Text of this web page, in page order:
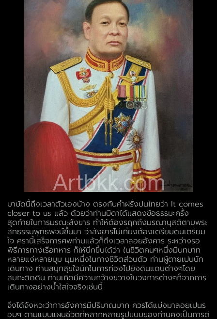
มาบัดนี้ถึงเวลาตัวเองบ้าง ตรงกับคำฝรั่งปนไทยว่า It comes
closer to us แล้ว ด้วยว่าท่านบิดาได้แสดงข้อธรรมะครั้ง
สุดท้ายในการมรณะสังขาร ทำให้ต้องรฤกถึงมรณานุสติตามพระ
สัทธรรมพุทธพจน์ขึ้นมา ว่าสังขารไม่เที่ยงต้องเตรียมตนเตรียม
ใจ ครานี้เสร็จการศพท่านแล้วก็ถึงเวลาลอยอังคาร ระหว่างรอ
พิธีการทางเรือทหาร ก็ให้นึกขึ้นได้ว่า ในชีวิตคนๆหนึ่งมีบทบาท
หลายแง่หลายมุม มุมหนึ่งในทางชีวิตส่วนตัว ท่านผู้ตายเปนนัก
เดินทาง ท่านสนุกสุขใจนักในการท่องไปยังดินแดนต่างๆโดย
สมถะติดดิน ท่านเกิดมีความกว้างขวางในวงการต่างๆก็จากการ
เดินทางอย่างน้ำใสใจจริงเช่นนี้
จึงได้จังหวะว่าการอังคารมีปริมาณมาก ควรได้แบ่งมาลอยเปนร
อบๆ ตามแบบแผนชีวิตที่หลากหลายรูปแบบของท่านคงเป็นการดี